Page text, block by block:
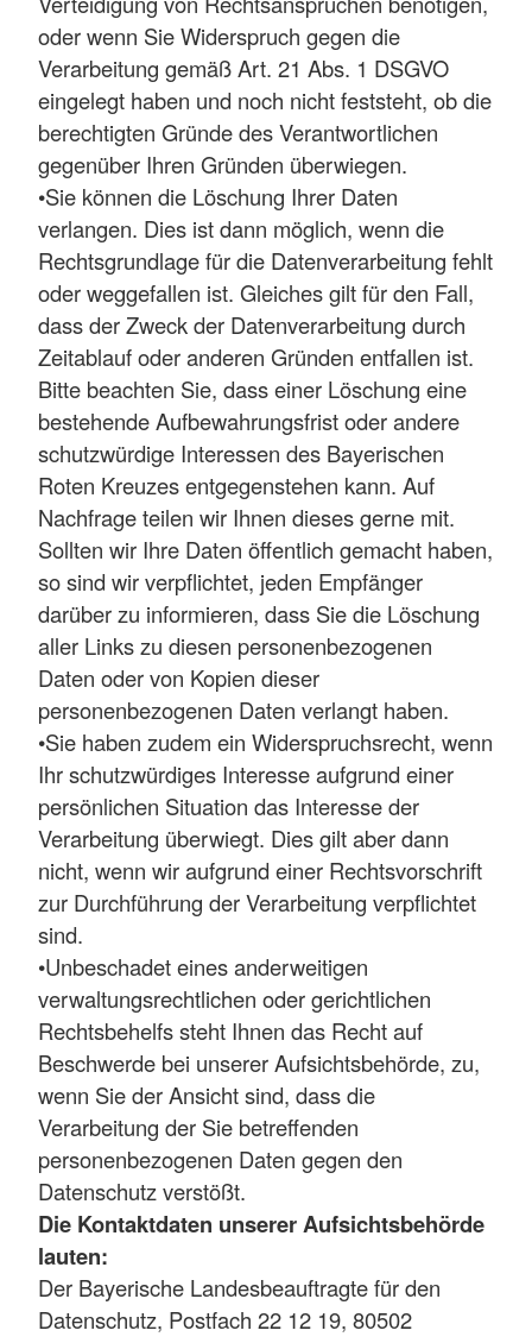
oder wenn Sie Widerspruch gegen die
Verarbeitung gemäß Art. 21 Abs. 1 DSGVO
eingelegt haben und noch nicht feststeht, ob die
berechtigten Gründe des Verantwortlichen
gegenüber Ihren Gründen überwiegen.
•Sie können die Löschung Ihrer Daten
verlangen. Dies ist dann möglich, wenn die
Rechtsgrundlage für die Datenverarbeitung fehlt
oder weggefallen ist. Gleiches gilt für den Fall,
dass der Zweck der Datenverarbeitung durch
Zeitablauf oder anderen Gründen entfallen ist.
Bitte beachten Sie, dass einer Löschung eine
bestehende Aufbewahrungsfrist oder andere
schutzwürdige Interessen des Bayerischen
Roten Kreuzes entgegenstehen kann. Auf
Nachfrage teilen wir Ihnen dieses gerne mit.
Sollten wir Ihre Daten öffentlich gemacht haben,
so sind wir verpflichtet, jeden Empfänger
darüber zu informieren, dass Sie die Löschung
aller Links zu diesen personenbezogenen
Daten oder von Kopien dieser
personenbezogenen Daten verlangt haben.
•Sie haben zudem ein Widerspruchsrecht, wenn
Ihr schutzwürdiges Interesse aufgrund einer
persönlichen Situation das Interesse der
Verarbeitung überwiegt. Dies gilt aber dann
nicht, wenn wir aufgrund einer Rechtsvorschrift
zur Durchführung der Verarbeitung verpflichtet
sind.
•Unbeschadet eines anderweitigen
verwaltungsrechtlichen oder gerichtlichen
Rechtsbehelfs steht Ihnen das Recht auf
Beschwerde bei unserer Aufsichtsbehörde, zu,
wenn Sie der Ansicht sind, dass die
Verarbeitung der Sie betreffenden
personenbezogenen Daten gegen den
Datenschutz verstößt.
Die Kontaktdaten unserer Aufsichtsbehörde
lauten:
Der Bayerische Landesbeauftragte für den
Datenschutz, Postfach 22 12 19, 80502